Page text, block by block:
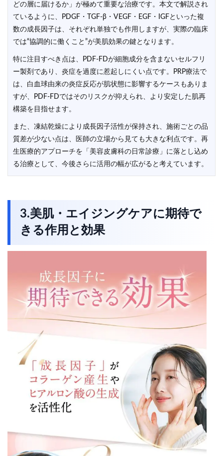
どの層に届けるか」が極めて重要な治療です。本文で解説され
ているように、PDGF・TGF-β・VEGF・EGF・IGFといった複
数の成長因子は、それぞれ単独でも作用しますが、実際の臨床
では“協調的に働くこと”が美肌効果の鍵となります。
特に注目すべき点は、PDF-FDが細胞成分を含まないセルフリ
ー製剤であり、炎症を過度に惹起しにくい点です。PRP療法で
は、白血球由来の炎症反応が肌状態に影響するケースもありま
すが、PDF-FDではそのリスクが抑えられ、より安定した肌再
構築を目指せます。
また、凍結乾燥により成長因子活性が保持され、施術ごとの品
質差が少ない点は、医師の立場から見ても大きな利点です。再
生医療的アプローチを「美容皮膚科の日常診療」に落とし込め
る治療として、今後さらに活用の幅が広がると考えています。
3.美肌・エイジングケアに期待で
きる作用と効果